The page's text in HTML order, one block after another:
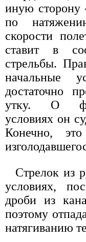
иную сторону
по
скорости
ставит в
стрельбы.
начальные
достаточно
утку. О
условиях он
Конечно,
Стрелок из
условиях,
дроби из
поэтому
натягиванию